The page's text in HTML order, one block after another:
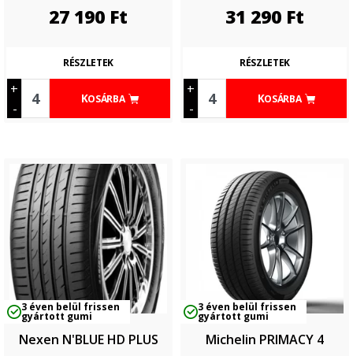
27 190 Ft
+
-
KOSÁRBA
RÉSZLETEK
31 290 Ft
+
-
KOSÁRBA
RÉSZLETEK
3 éven belül frissen
gyártott gumi
Nexen N'BLUE HD PLUS
3 éven belül frissen
gyártott gumi
Michelin PRIMACY 4